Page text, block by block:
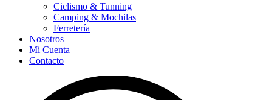
Ciclismo & Tunning
Camping & Mochilas
Ferretería
Nosotros
Mi Cuenta
Contacto